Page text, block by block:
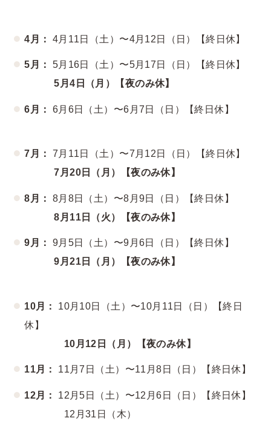
4月： 4月11日（土）〜4月12日（日）【終日休】
5月：
5月16日（土）〜5月17日（日）【終日休】
5月4日（月）【夜のみ休】
6月： 6月6日（土）〜6月7日（日）【終日休】
7月：
7月11日（土）〜7月12日（日）【終日休】
7月20日（月）【夜のみ休】
8月：
8月8日（土）〜8月9日（日）【終日休】
8月11日（火）【夜のみ休】
9月：
9月5日（土）〜9月6日（日）【終日休】
9月21日（月）【夜のみ休】
10月：
10月10日（土）〜10月11日（日）【終日
休】
10月12日（月）【夜のみ休】
11月： 11月7日（土）〜11月8日（日）【終日休】
12月：
12月5日（土）〜12月6日（日）【終日休】
12月31日（木）